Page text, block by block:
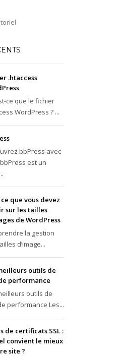
.htaccess
ce que le fichier
WordPress ? ...
bbPress avec
est un
que vous devez
sur les tailles
de WordPress
la gestion
d’image...
outils de
performance
outils de
performance Les...
de certificats SSL :
convient le mieux
site ?